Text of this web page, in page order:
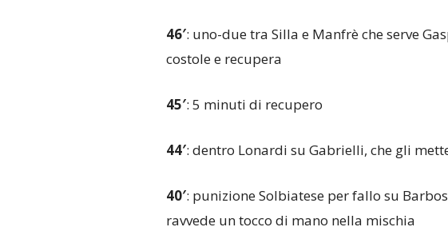
46′: uno-due tra Silla e Manfrè che serve
costole e recupera
45′: 5 minuti di recupero
44′: dentro Lonardi su Gabrielli, che gli
40′: punizione Solbiatese per fallo su
ravvede un tocco di mano nella mischia